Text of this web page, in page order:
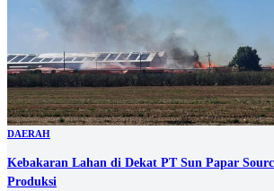
DAERAH
Kebakaran Lahan di Dekat PT Sun Papar
Produksi